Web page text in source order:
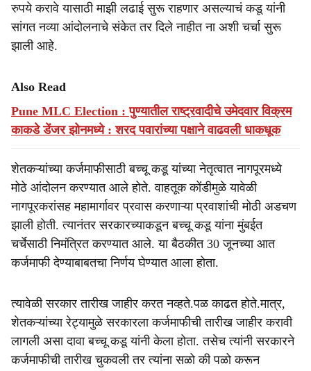
रुपये करावे यासाठी माझी लढाई सुरू राहणार असल्याचं कडू यांनी
सांगत नव्या आंदोलनाचे संकेत तर दिले नाहीत ना अशी चर्चा सुरू
झाली आहे.
Also Read
Pune MLC Election : पुण्यातील राष्ट्रवादीचे उमेदवार विक्रम
काकडे डेंजर झोनमध्ये : शरद पवारांच्या पक्षाने वाढवली धाकधूक
शेतकऱ्यांच्या कर्जमाफीसाठी बच्चू कडू यांच्या नेतृत्वात नागपूरमध्ये
मोठे आंदोलन करण्यात आले होते. वाहतूक कोंडीमुळे यावेळी
नागपूरकरांसह महामार्गावर प्रवास करणाऱ्या प्रवाशांची मोठी अडचण
झाली होती. त्यानंतर सरकारच्याकडून बच्चू कडू यांना मुंबईत
चर्चेसाठी निमंत्रित करण्यात आले. या बैठकीत 30 जूनच्या आत
कर्जमाफी देण्याबाबतचा निर्णय घेण्यात आला होता.
त्यावेळी सरकार तारीख जाहीर करत नव्हते.पळ काढत होते.मात्र,
शेतकऱ्यांच्या रेट्यामुळे सरकारला कर्जमाफीची तारीख जाहीर करावी
लागली असा दावा बच्चू कडू यांनी केला होता. तसेच त्यांनी सरकारने
कर्जमाफीची तारीख चुकवली तर त्यांना सळो की पळो करून